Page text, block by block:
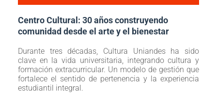
Centro Cultural: 30 años construyendo
comunidad desde el arte y el bienestar
Durante tres décadas, Cultura Uniandes ha sido
clave en la vida universitaria, integrando cultura y
formación extracurricular. Un modelo de gestión que
fortalece el sentido de pertenencia y la experiencia
estudiantil integral.